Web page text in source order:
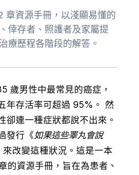
章資源手冊，以淺顯易懂的
倖存者、照護者及家屬提
療歷程各階段的解答。
歲男性中最常見的癌症，
年存活率可超過 95%。 然
卻連一種症狀都說不出來。
發行《如果這些睪丸會說
來改變這種狀況。這是一本
的資源手冊，旨在為患者、